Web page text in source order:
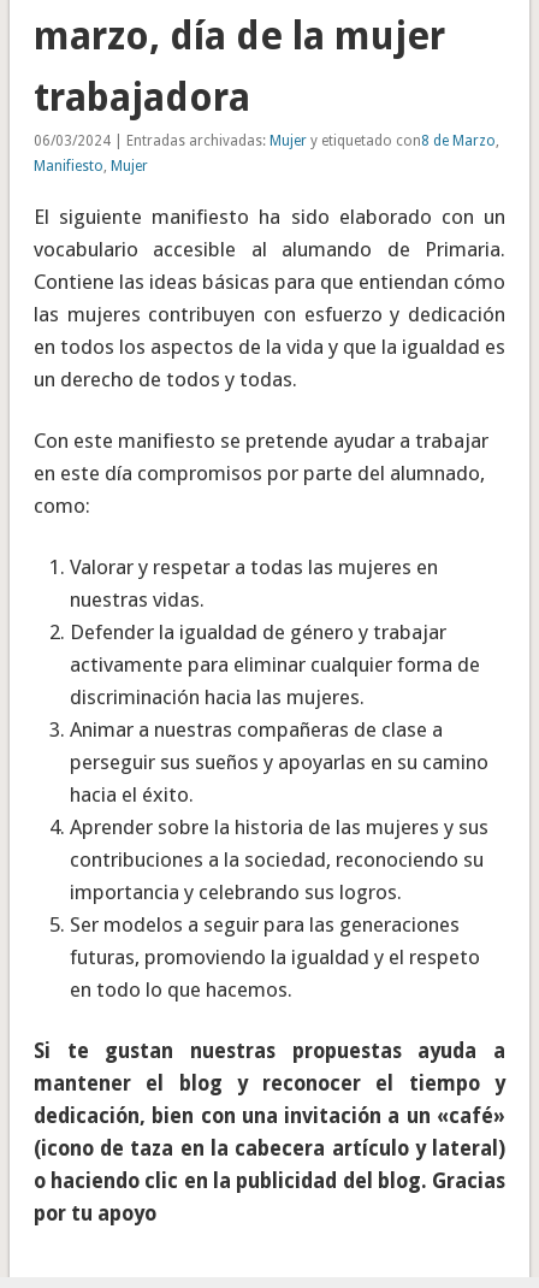
marzo, día de la mujer
trabajadora
06/03/2024 | Entradas archivadas: Mujery etiquetado con8 de Marzo,
Manifiesto, Mujer
El siguiente manifiesto ha sido elaborado con un
vocabulario accesible al alumando de Primaria.
Contiene las ideas básicas para que entiendan cómo
las mujeres contribuyen con esfuerzo y dedicación
en todos los aspectos de la vida y que la igualdad es
un derecho de todos y todas.
Con este manifiesto se pretende ayudar a trabajar
en este día compromisos por parte del alumnado,
como:
Valorar y respetar a todas las mujeres en
nuestras vidas.
Defender la igualdad de género y trabajar
activamente para eliminar cualquier forma de
discriminación hacia las mujeres.
Animar a nuestras compañeras de clase a
perseguir sus sueños y apoyarlas en su camino
hacia el éxito.
Aprender sobre la historia de las mujeres y sus
contribuciones a la sociedad, reconociendo su
importancia y celebrando sus logros.
Ser modelos a seguir para las generaciones
futuras, promoviendo la igualdad y el respeto
en todo lo que hacemos.
Si te gustan nuestras propuestas ayuda a
mantener el blog y reconocer el tiempo y
dedicación, bien con una invitación a un «café»
(icono de taza en la cabecera artículo y lateral)
o haciendo clic en la publicidad del blog. Gracias
por tu apoyo